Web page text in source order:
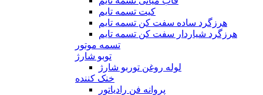
کیت تسمه تایم
هرزگرد ساده سفت کن تسمه تایم
هرزگرد شیاردار سفت کن تسمه تایم
تسمه موتور
توبو شارژ
لوله روغن توربو شارژ
خنک کننده
پروانه فن رادیاتور